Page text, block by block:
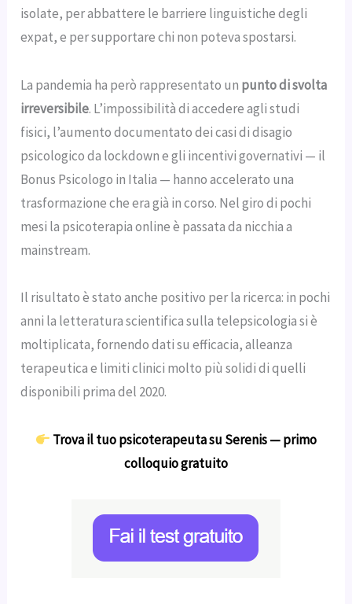
isolate, per abbattere le barriere linguistiche degli
expat, e per supportare chi non poteva spostarsi.
La pandemia ha però rappresentato un punto di svolta
irreversibile. L’impossibilità di accedere agli studi
fisici, l’aumento documentato dei casi di disagio
psicologico da lockdown e gli incentivi governativi — il
Bonus Psicologo in Italia — hanno accelerato una
trasformazione che era già in corso. Nel giro di pochi
mesi la psicoterapia online è passata da nicchia a
mainstream.
Il risultato è stato anche positivo per la ricerca: in pochi
anni la letteratura scientifica sulla telepsicologia si è
moltiplicata, fornendo dati su efficacia, alleanza
terapeutica e limiti clinici molto più solidi di quelli
disponibili prima del 2020.
Trova il tuo psicoterapeuta su Serenis — primo
colloquio gratuito